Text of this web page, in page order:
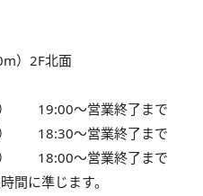
）2F北面
） 19:00～営業終了まで
） 18:30～営業終了まで
） 18:00～営業終了まで
間に準じます。